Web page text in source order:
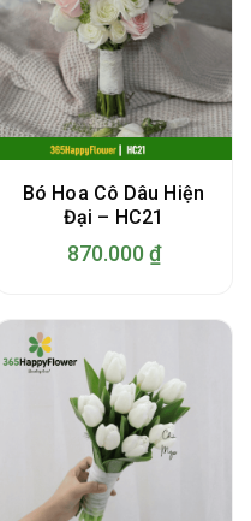
Bó Hoa Cô Dâu Hiện
Đại – HC21
870.000 ₫